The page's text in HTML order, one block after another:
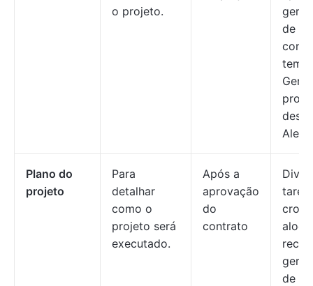
o projeto.
de
Alec.
Plano do
projeto
Para
detalhar
como o
projeto será
executado.
Após a
aprovação
do
contrato
de